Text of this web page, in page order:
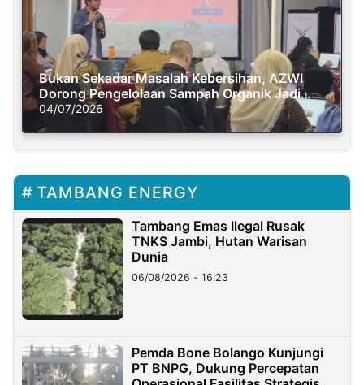
Bukan Sekadar Masalah Kebersihan, AZWI
Dorong Pengelolaan Sampah Organik Jadi
Solusi Krisis Iklim
04/07/2026
TAMBANG ENERGY
Tambang Emas Ilegal Rusak
TNKS Jambi, Hutan Warisan
Dunia
06/08/2026 - 16:23
Pemda Bone Bolango Kunjungi
PT BNPG, Dukung Percepatan